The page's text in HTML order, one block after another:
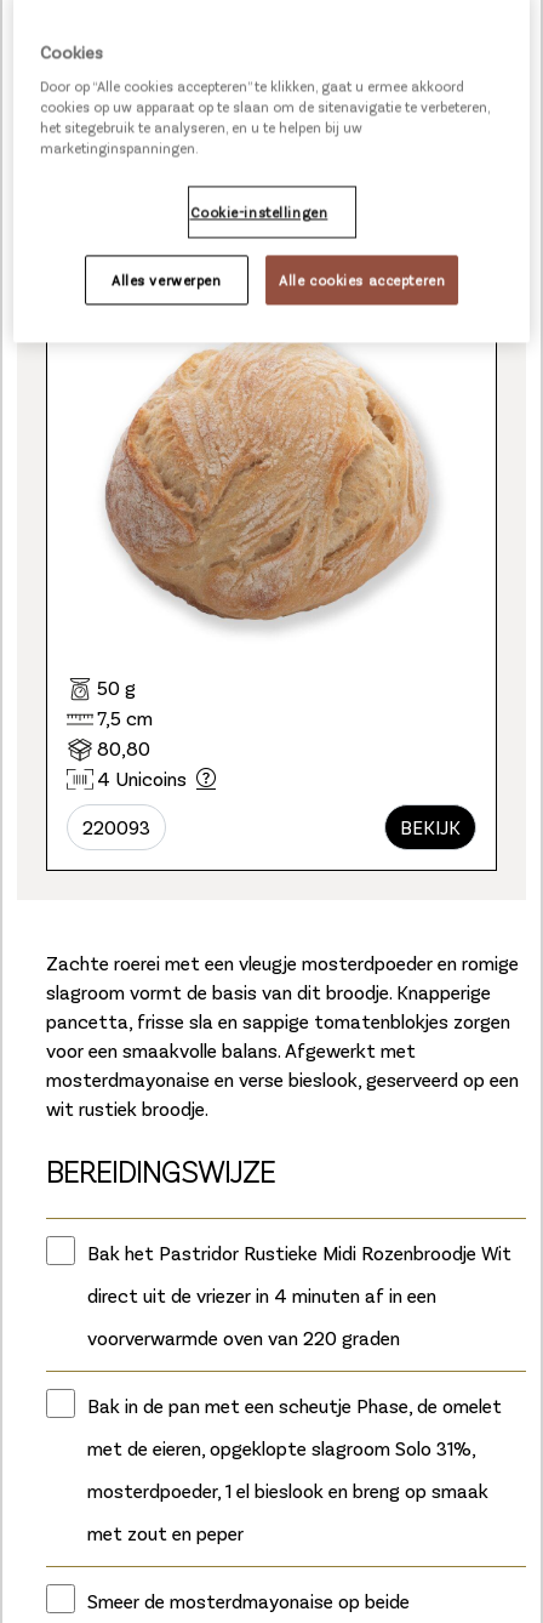
3 el Bieslook, gesnipperd
een scheutje Phase
RUSTIEK MIDI ROZENBROODJE WIT
50 g
7,5 cm
80,80
4 Unicoins
220093 BEKIJK
Zachte roerei met een vleugje mosterdpoeder en romige
slagroom vormt de basis van dit broodje. Knapperige
pancetta, frisse sla en sappige tomatenblokjes zorgen
voor een smaakvolle balans. Afgewerkt met
mosterdmayonaise en verse bieslook, geserveerd op een
wit rustiek broodje.
BEREIDINGSWIJZE
Bak het Pastridor Rustieke Midi Rozenbroodje Wit
direct uit de vriezer in 4 minuten af in een
voorverwarmde oven van 220 graden
Bak in de pan met een scheutje Phase, de omelet
met de eieren, opgeklopte slagroom Solo 31%,
mosterdpoeder, 1 el bieslook en breng op smaak
met zout en peper
Smeer de mosterdmayonaise op beide
Cookies
Door op “Alle cookies accepteren” te klikken, gaat u ermee akkoord
cookies op uw apparaat op te slaan om de sitenavigatie te verbeteren,
het sitegebruik te analyseren, en u te helpen bij uw
marketinginspanningen.
Cookie-instellingen
Alles verwerpen Alle cookies accepteren